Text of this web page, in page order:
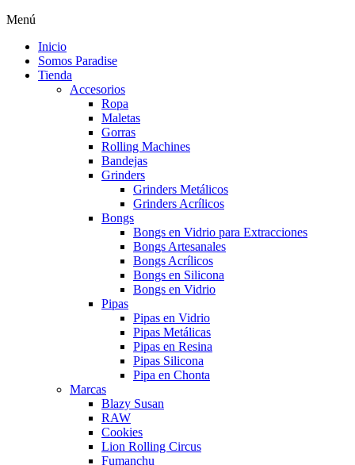
Menú
Inicio
Somos Paradise
Tienda
Accesorios
Ropa
Maletas
Gorras
Rolling Machines
Bandejas
Grinders
Grinders Metálicos
Grinders Acrílicos
Bongs
Bongs en Vidrio para Extracciones
Bongs Artesanales
Bongs Acrílicos
Bongs en Silicona
Bongs en Vidrio
Pipas
Pipas en Vidrio
Pipas Metálicas
Pipas en Resina
Pipas Silicona
Pipa en Chonta
Marcas
Blazy Susan
RAW
Cookies
Lion Rolling Circus
Fumanchu